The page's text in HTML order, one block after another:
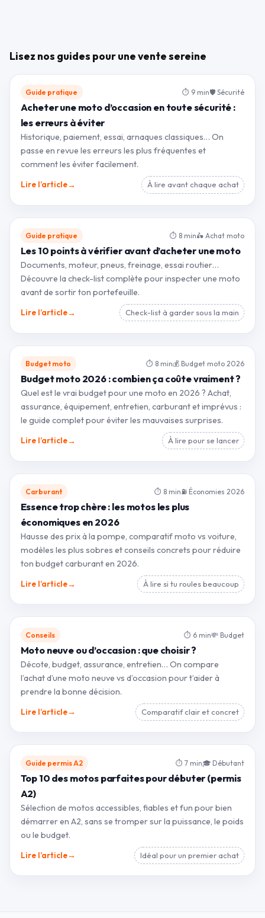
Lisez nos guides pour une vente sereine
Guide pratique ⏱ 9 min🛡 Sécurité
Acheter une moto d’occasion en toute sécurité :
les erreurs à éviter
Historique, paiement, essai, arnaques classiques… On
passe en revue les erreurs les plus fréquentes et
comment les éviter facilement.
Lire l’article→ À lire avant chaque achat
Guide pratique ⏱ 8 min🛵 Achat moto
Les 10 points à vérifier avant d’acheter une moto
Documents, moteur, pneus, freinage, essai routier…
Découvre la check-list complète pour inspecter une moto
avant de sortir ton portefeuille.
Lire l’article→ Check-list à garder sous la main
Budget moto ⏱ 8 min💰 Budget moto 2026
Budget moto 2026 : combien ça coûte vraiment ?
Quel est le vrai budget pour une moto en 2026 ? Achat,
assurance, équipement, entretien, carburant et imprévus :
le guide complet pour éviter les mauvaises surprises.
Lire l’article→ À lire pour se lancer
Carburant ⏱ 8 min ⛽ Économies 2026
Essence trop chère : les motos les plus
économiques en 2026
Hausse des prix à la pompe, comparatif moto vs voiture,
modèles les plus sobres et conseils concrets pour réduire
ton budget carburant en 2026.
Lire l’article→ À lire si tu roules beaucoup
Conseils ⏱ 6 min💸 Budget
Moto neuve ou d’occasion : que choisir ?
Décote, budget, assurance, entretien… On compare
l’achat d’une moto neuve vs d’occasion pour t’aider à
prendre la bonne décision.
Lire l’article→ Comparatif clair et concret
Guide permis A2 ⏱ 7 min🎓 Débutant
Top 10 des motos parfaites pour débuter (permis
A2)
Sélection de motos accessibles, fiables et fun pour bien
démarrer en A2, sans se tromper sur la puissance, le poids
ou le budget.
Lire l’article→ Idéal pour un premier achat